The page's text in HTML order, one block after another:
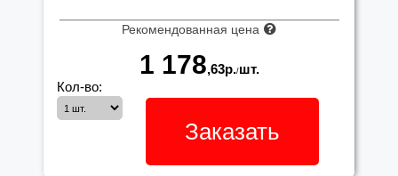
Рекомендованная цена
1 178,63р./шт.
Кол-во:
Заказать